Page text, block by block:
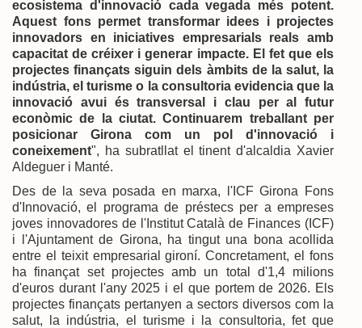
ecosistema d'innovació cada vegada més potent.
Aquest fons permet transformar idees i projectes
innovadors en iniciatives empresarials reals amb
capacitat de créixer i generar impacte. El fet que els
projectes finançats siguin dels àmbits de la salut, la
indústria, el turisme o la consultoria evidencia que la
innovació avui és transversal i clau per al futur
econòmic de la ciutat. Continuarem treballant per
posicionar Girona com un pol d'innovació i
coneixement", ha subratllat el tinent d'alcaldia Xavier
Aldeguer i Manté.
Des de la seva posada en marxa, l'ICF Girona Fons
d'Innovació, el programa de préstecs per a empreses
joves innovadores de l'Institut Català de Finances (ICF)
i l'Ajuntament de Girona, ha tingut una bona acollida
entre el teixit empresarial gironí. Concretament, el fons
ha finançat set projectes amb un total d'1,4 milions
d'euros durant l'any 2025 i el que portem de 2026. Els
projectes finançats pertanyen a sectors diversos com la
salut, la indústria, el turisme i la consultoria, fet que